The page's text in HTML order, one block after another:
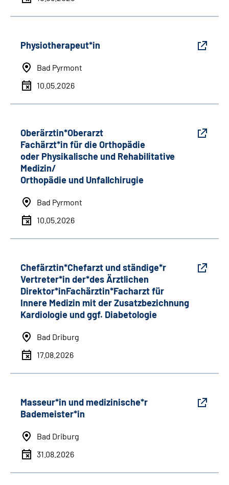
Physiotherapeut*in
Bad Pyrmont
10.05.2026
Oberärztin*Oberarzt
Fachärzt*in für die Orthopädie
oder Physikalische und Rehabilitative
Medizin/
Orthopädie und Unfallchirugie
Bad Pyrmont
10.05.2026
Chefärztin*Chefarzt und ständige*r
Vertreter*in der*des Ärztlichen
Direktor*inFachärztin*Facharzt für
Innere Medizin mit der Zusatzbezichnung
Kardiologie und ggf. Diabetologie
Bad Driburg
17.08.2026
Masseur*in und medizinische*r
Bademeister*in
Bad Driburg
31.08.2026